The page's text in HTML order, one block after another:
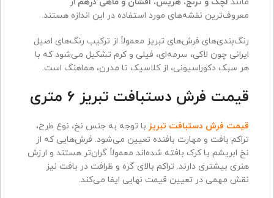
معروف‌ترین نقشه‌های مورد استفاده در این اندازه هستند.
رنگ‌بندی‌های فرش‌های تبریز معمولاً از ترکیب رنگ‌های اصیل
ایرانی چون لاکی، سرمه‌ای، فیلی و کرم تشکیل می‌شود که با
هر سبک دکوراسیونی، از کلاسیک تا مدرن، هماهنگ است.
قیمت فرش دستبافت تبریز ۶ متری
قیمت فرش دستبافت تبریز با توجه به جنس نخ، نوع طرح،
تراکم بافت و مهارت بافنده تعیین می‌شود. فرش‌هایی که از
نخ ابریشم یا کرک بافته شده‌اند معمولاً گران‌تر هستند و ارزش
هنری بیشتری دارند. تراکم بالای گره و ظرافت در بافت نیز
نقش مهمی در تعیین قیمت نهایی ایفا می‌کند.